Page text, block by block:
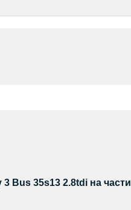
3 Bus 35s13 2.8tdi на части